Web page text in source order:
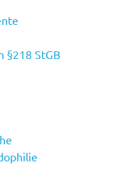
§218 StGB